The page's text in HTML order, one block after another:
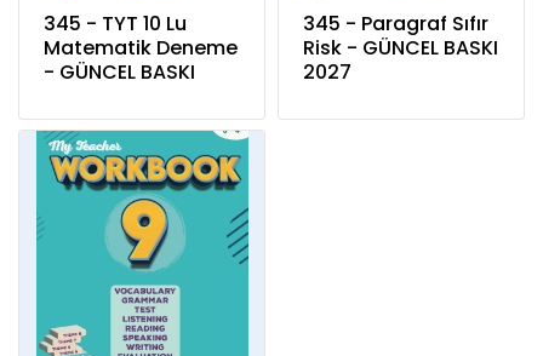
345 - TYT 10 Lu
Matematik Deneme
- GÜNCEL BASKI
345 - Paragraf Sıfır
Risk - GÜNCEL BASKI
2027